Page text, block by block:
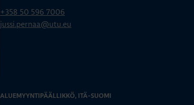
+358 50 596 7006
jussi.pernaa@utu.eu
ALUEMYYNTIPÄÄLLIKKÖ, ITÄ-SUOMI